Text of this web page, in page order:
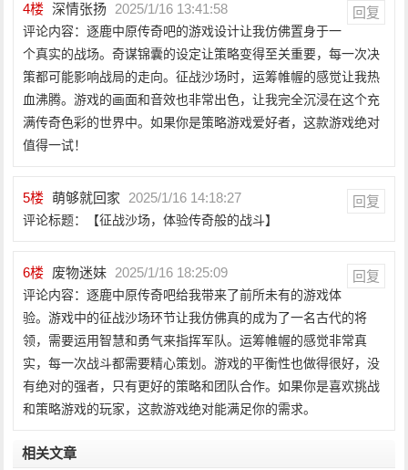
4楼 深情张扬 2025/1/16 13:41:58 回复
评论内容：逐鹿中原传奇吧的游戏设计让我仿佛置身于一
个真实的战场。奇谋锦囊的设定让策略变得至关重要，每一次决
策都可能影响战局的走向。征战沙场时，运筹帷幄的感觉让我热
血沸腾。游戏的画面和音效也非常出色，让我完全沉浸在这个充
满传奇色彩的世界中。如果你是策略游戏爱好者，这款游戏绝对
值得一试！
5楼 萌够就回家 2025/1/16 14:18:27 回复
评论标题：【征战沙场，体验传奇般的战斗】
6楼 废物迷妹 2025/1/16 18:25:09 回复
评论内容：逐鹿中原传奇吧给我带来了前所未有的游戏体
验。游戏中的征战沙场环节让我仿佛真的成为了一名古代的将
领，需要运用智慧和勇气来指挥军队。运筹帷幄的感觉非常真
实，每一次战斗都需要精心策划。游戏的平衡性也做得很好，没
有绝对的强者，只有更好的策略和团队合作。如果你是喜欢挑战
和策略游戏的玩家，这款游戏绝对能满足你的需求。
相关文章